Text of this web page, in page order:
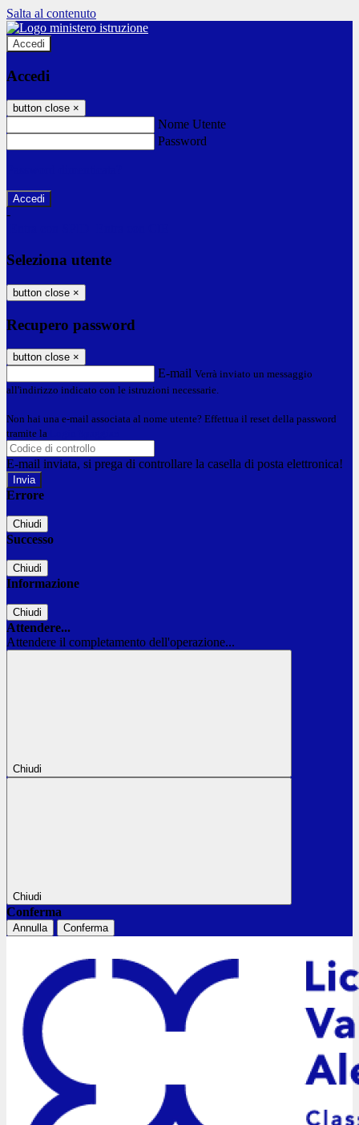
Salta al contenuto
Accedi
Accedi
button close ×
Nome Utente
Password
-
Seleziona utente
button close ×
Recupero password
button close ×
E-mail Verrà inviato un messaggio
all'indirizzo indicato con le istruzioni necessarie.
Non hai una e-mail associata al nome utente? Effettua il reset della password
tramite la
E-mail inviata, si prega di controllare la casella di posta elettronica!
Errore
Chiudi
Successo
Chiudi
Informazione
Chiudi
Attendere...
Attendere il completamento dell'operazione...
Chiudi
Chiudi
Conferma
Annulla Conferma